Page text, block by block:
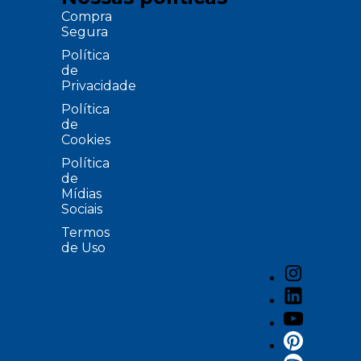
Compra
Segura
Política
de
Privacidade
Política
de
Cookies
Política
de
Mídias
Sociais
Termos
de Uso